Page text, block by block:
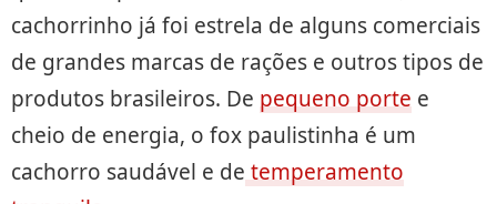
cachorrinho já foi estrela de alguns comerciais
de grandes marcas de rações e outros tipos de
produtos brasileiros. De pequeno porte e
cheio de energia, o fox paulistinha é um
cachorro saudável e detemperamento